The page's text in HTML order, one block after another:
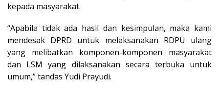
kepada masyarakat.
“Apabila tidak ada hasil dan kesimpulan, maka kami
mendesak DPRD untuk melaksanakan RDPU ulang
yang melibatkan komponen-komponen masyarakat
dan LSM yang dilaksanakan secara terbuka untuk
umum,” tandas Yudi Prayudi.